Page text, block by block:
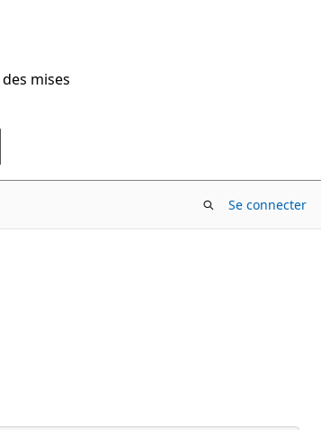
mises
Se connecter